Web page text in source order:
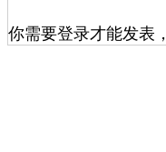
你需要登录才能发表，